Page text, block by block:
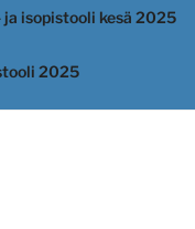
ja isopistooli kesä 2025
2025